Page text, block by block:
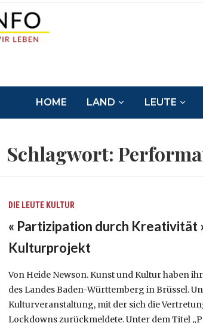
HOME LAND LEUTE
Schlagwort:
DIE LEUTE KULTUR
« Partizipation durch Kreativität
Kulturprojekt
Von Heide Newson. Kunst und Kultur haben
des Landes Baden-Württemberg in Brüssel.
Kulturveranstaltung, mit der sich die
Lockdowns zurückmeldete. Unter dem Titel